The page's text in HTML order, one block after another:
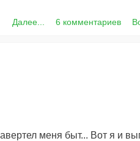
Далее... 6 комментариев
меня быт... Вот я и